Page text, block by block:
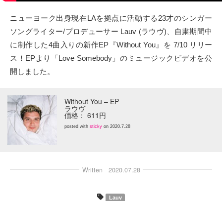
Twitter
instagram
Tumblr
ニューヨーク出身現在LAを拠点に活動する23才のシンガー
ソングライター/プロデューサー Lauv (ラウヴ)、自粛期間中
に制作した4曲入りの新作EP『Without You』を 7/10 リリー
ス！EPより「Love Somebody」のミュージックビデオを公
開しました。
Without You – EP
ラウヴ
価格： 611円
posted with sticky on 2020.7.28
Written 2020.07.28
Lauv